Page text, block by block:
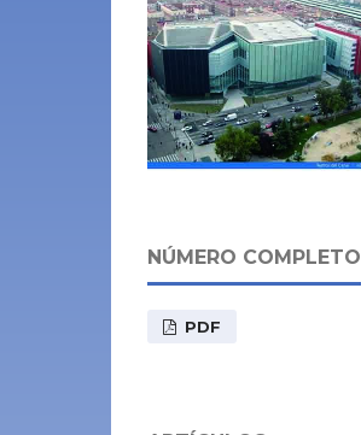
NÚMERO COMPLETO
PDF